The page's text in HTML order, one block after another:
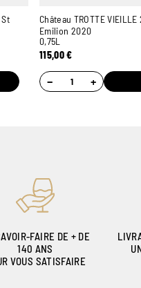
St
Château TROTTE VIEILLE
Emilion 2020
0,75L
115,00€
− +
FAIRE DE + DE
140 ANS
VOUS SATISFAIRE